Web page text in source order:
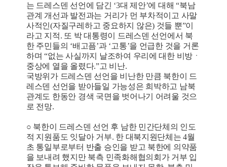
는 드레스덴 선언에 담긴 ‘3대 제안’에 대해 “북남
관계 개선과 발전과는 거리가 먼 부차적이고 사말
사적인(자질구레하고 중요하지 않은) 것들 뿐”이
라고 지적. 또 박 대통령이 드레스덴 선언에서 북
한 주민들의 ‘배고픔’과 ‘고통’을 언급한 것을 거론
하며 “없는 사실까지 날조하여 우리에 대한 비방ㆍ
중상에 열을 올렸다.”고 비난.
국방위가 드레스덴 선언을 비난한 만큼 북한이 드
레스덴 선언을 받아들일 가능성은 희박하고 남북
관계도 한동안 경색 국면을 벗어나기 어려울 것으
로 전망.
○ 북한이 드레스덴 선언 후 남한 민간단체의 인도
적 지원품도 잇달아 거부. 한 대북지원단체는 4월
초 통일부로부터 반출 승인을 받고 북한에 의약품
을 보내려 했지만 북측 민족화해협의회가 거부 입